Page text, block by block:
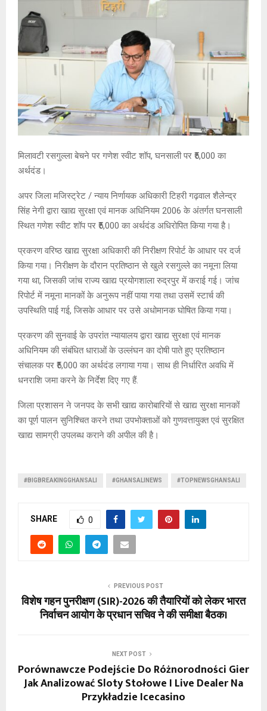
मिलावटी रसगुल्ला बेचने पर गणेश स्वीट शॉप, घनसाली पर ₹5,000 का
अर्थदंड।
अपर जिला मजिस्ट्रेट / न्याय निर्णायक अधिकारी टिहरी गढ़वाल शैलेन्द्र
सिंह नेगी द्वारा खाद्य सुरक्षा एवं मानक अधिनियम 2006 के अंतर्गत घनसाली
स्थित गणेश स्वीट शॉप पर ₹5,000 का अर्थदंड अधिरोपित किया गया है।
प्रकरण वरिष्ठ खाद्य सुरक्षा अधिकारी की निरीक्षण रिपोर्ट के आधार पर दर्ज
किया गया। निरीक्षण के दौरान प्रतिष्ठान से खुले रसगुल्ले का नमूना लिया
गया था, जिसकी जांच राज्य खाद्य प्रयोगशाला रुद्रपुर में कराई गई। जांच
रिपोर्ट में नमूना मानकों के अनुरूप नहीं पाया गया तथा उसमें स्टार्च की
उपस्थिति पाई गई, जिसके आधार पर उसे अधोमानक घोषित किया गया।
प्रकरण की सुनवाई के उपरांत न्यायालय द्वारा खाद्य सुरक्षा एवं मानक
अधिनियम की संबंधित धाराओं के उल्लंघन का दोषी पाते हुए प्रतिष्ठान
संचालक पर ₹5,000 का अर्थदंड लगाया गया। साथ ही निर्धारित अवधि में
धनराशि जमा करने के निर्देश दिए गए हैं.
जिला प्रशासन ने जनपद के सभी खाद्य कारोबारियों से खाद्य सुरक्षा मानकों
का पूर्ण पालन सुनिश्चित करने तथा उपभोक्ताओं को गुणवत्तायुक्त एवं सुरक्षित
खाद्य सामग्री उपलब्ध कराने की अपील की है।
#BIGBREAKINGGHANSALI #GHANSALINEWS #TOPNEWSGHANSALI
SHARE 0
PREVIOUS POST
विशेष गहन पुनरीक्षण (SIR)-2026 की तैयारियों को लेकर भारत
निर्वाचन आयोग के प्रधान सचिव ने की समीक्षा बैठक।
NEXT POST
Porównawcze Podejście Do Różnorodności Gier
Jak Analizować Sloty Stołowe I Live Dealer Na
Przykładzie Icecasino